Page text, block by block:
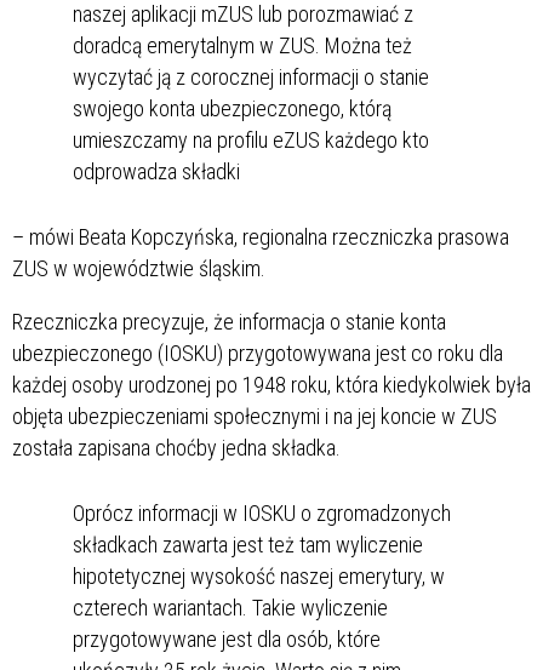
naszej aplikacji mZUS lub porozmawiać z
doradcą emerytalnym w ZUS. Można też
wyczytać ją z corocznej informacji o stanie
swojego konta ubezpieczonego, którą
umieszczamy na profilu eZUS każdego kto
odprowadza składki
– mówi Beata Kopczyńska, regionalna rzeczniczka prasowa
ZUS w województwie śląskim.
Rzeczniczka precyzuje, że informacja o stanie konta
ubezpieczonego (IOSKU) przygotowywana jest co roku dla
każdej osoby urodzonej po 1948 roku, która kiedykolwiek była
objęta ubezpieczeniami społecznymi i na jej koncie w ZUS
została zapisana choćby jedna składka.
Oprócz informacji w IOSKU o zgromadzonych
składkach zawarta jest też tam wyliczenie
hipotetycznej wysokość naszej emerytury, w
czterech wariantach. Takie wyliczenie
przygotowywane jest dla osób, które